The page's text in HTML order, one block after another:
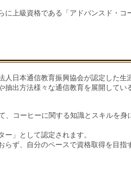
に上級資格である「アドバンスド・
人日本通信教育振興協会が認定した
抽出方法様々な通信教育を展開して
、コーヒーに関する知識とスキルを
」として認定されます。
ず、自分のペースで資格取得を目指